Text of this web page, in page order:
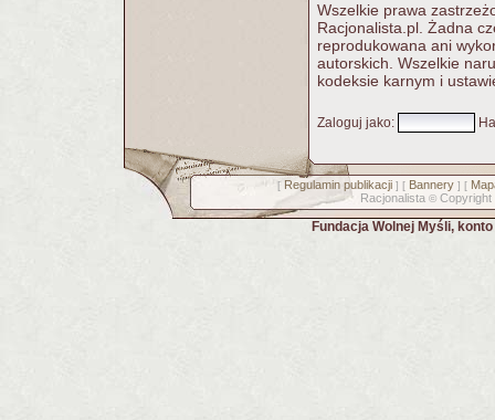
Wszelkie prawa
Racjonalista.pl. Żadna
reprodukowana ani
autorskich. Wszelkie
kodeksie karnym i
Zaloguj jako:
[ Regulamin publikacji] [ Bannery] [
Racjonalista © Copyright
Fundacja Wolnej Myśli,